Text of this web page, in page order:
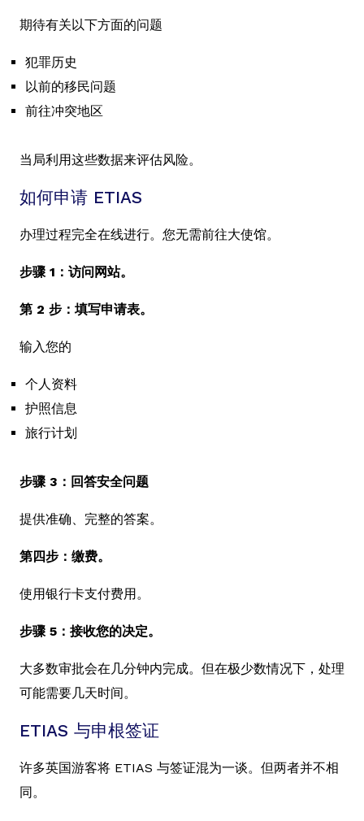
期待有关以下方面的问题
犯罪历史
以前的移民问题
前往冲突地区
当局利用这些数据来评估风险。
如何申请 ETIAS
办理过程完全在线进行。您无需前往大使馆。
步骤 1：访问网站。
第 2 步：填写申请表。
输入您的
个人资料
护照信息
旅行计划
步骤 3：回答安全问题
提供准确、完整的答案。
第四步：缴费。
使用银行卡支付费用。
步骤 5：接收您的决定。
大多数审批会在几分钟内完成。但在极少数情况下，处理
可能需要几天时间。
ETIAS 与申根签证
许多英国游客将 ETIAS 与签证混为一谈。但两者并不相
同。